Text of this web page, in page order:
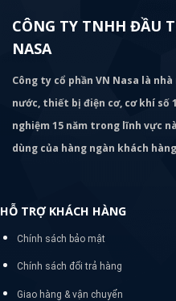
CÔNG TY TNHH ĐẦU
NASA
Công ty cổ phần VN Nasa là
nước, thiết bị điện cơ, cơ khí số
nghiệm 15 năm trong lĩnh vực
dùng của hàng ngàn khách
HỖ TRỢ KHÁCH HÀNG
Chính sách bảo mật
Chính sách đổi trả hàng
Giao hàng & vận chuyển